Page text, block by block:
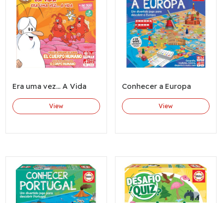
Era uma vez... A Vida
View
Conhecer a Europa
View